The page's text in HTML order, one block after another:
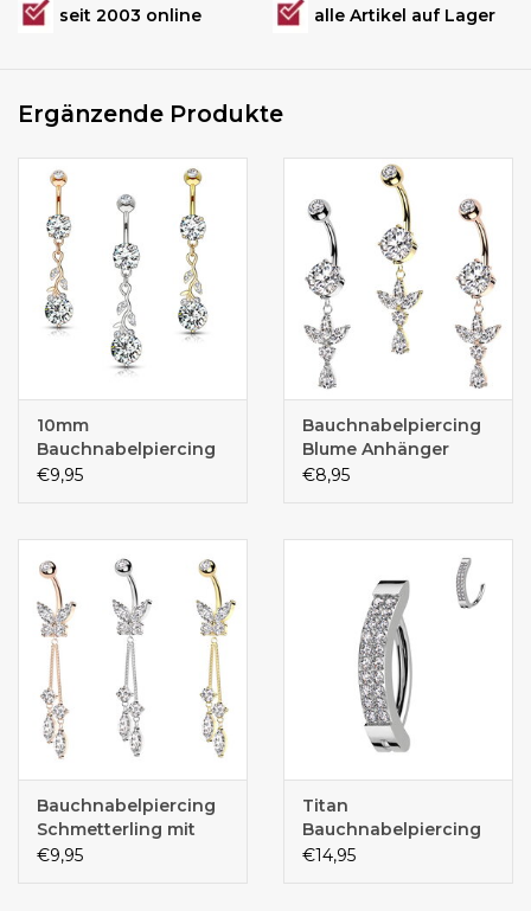
seit 2003 online
alle Artikel auf Lager
Ergänzende Produkte
10mm
Bauchnabelpiercing
Blume
€9,95
Bauchnabelpiercing
Blume Anhänger
€8,95
Bauchnabelpiercing
Schmetterling mit
Anhänger –
€9,95
Titan
Bauchnabelpiercing
€14,95